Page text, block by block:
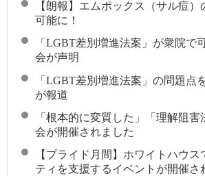
【朗報】エムポックス（サル痘
可能に！
「LGBT差別増進法案」が衆院で
会が声明
「LGBT差別増進法案」の問題点
が報道
「根本的に変質した」「理解阻
会が開催されました
【プライド月間】ホワイトハウ
ティを支援するイベントが開催さ